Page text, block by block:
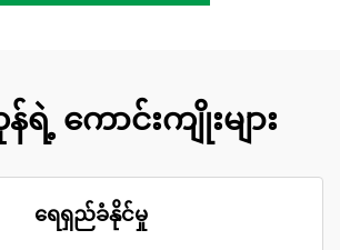
ကောင်းကျိုးများ
ရေရှည်ခံနိုင်မှု